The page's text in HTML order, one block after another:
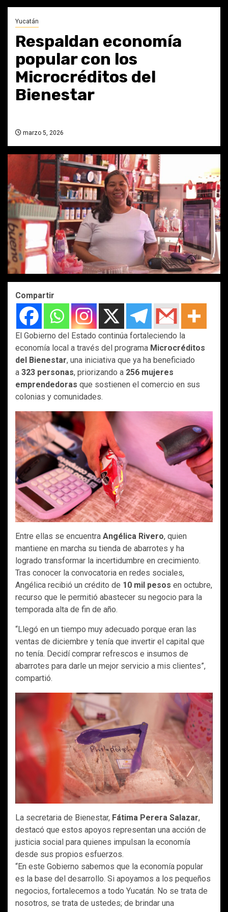
Yucatán
Respaldan economía
popular con los
Microcréditos del
Bienestar
marzo 5, 2026
Compartir
El Gobierno del Estado continúa fortaleciendo la
economía local a través del programa Microcréditos
del Bienestar, una iniciativa que ya ha beneficiado
a 323 personas, priorizando a 256 mujeres
emprendedoras que sostienen el comercio en sus
colonias y comunidades.
Entre ellas se encuentra Angélica Rivero, quien
mantiene en marcha su tienda de abarrotes y ha
logrado transformar la incertidumbre en crecimiento.
Tras conocer la convocatoria en redes sociales,
Angélica recibió un crédito de 10 mil pesos en octubre,
recurso que le permitió abastecer su negocio para la
temporada alta de fin de año.
“Llegó en un tiempo muy adecuado porque eran las
ventas de diciembre y tenía que invertir el capital que
no tenía. Decidí comprar refrescos e insumos de
abarrotes para darle un mejor servicio a mis clientes”,
compartió.
La secretaria de Bienestar, Fátima Perera Salazar,
destacó que estos apoyos representan una acción de
justicia social para quienes impulsan la economía
desde sus propios esfuerzos.
“En este Gobierno sabemos que la economía popular
es la base del desarrollo. Si apoyamos a los pequeños
negocios, fortalecemos a todo Yucatán. No se trata de
nosotros, se trata de ustedes; de brindar una